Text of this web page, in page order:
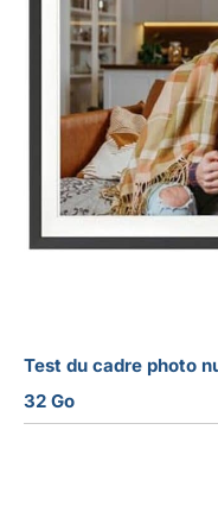
Test du cadre photo
32 Go